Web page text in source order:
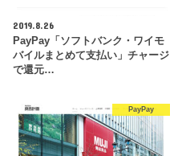
2019.8.26
PayPay「ソフトバンク・ワイモ
バイルまとめて支払い」チャージ
で還元…
PayPay